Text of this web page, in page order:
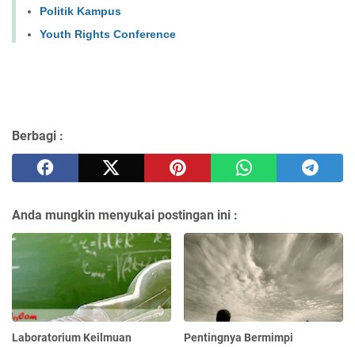
Politik Kampus
Youth Rights Conference
Berbagi :
Anda mungkin menyukai postingan ini :
Laboratorium Keilmuan Pentingnya Bermimpi